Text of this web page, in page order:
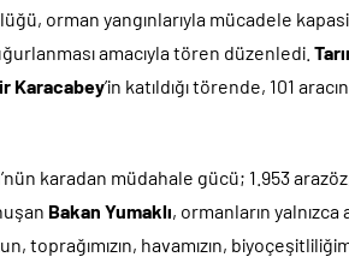
orman yangınlarıyla mücadele
amacıyla tören düzenledi.
Karacabey’in katıldığı törende, 101 aracın
karadan müdahale gücü; 1.953
Bakan Yumaklı, ormanların
toprağımızın, havamızın,